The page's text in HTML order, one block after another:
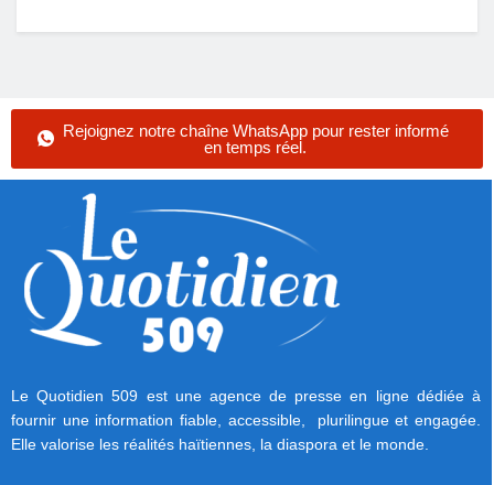
Rejoignez notre chaîne WhatsApp pour rester informé
en temps réel.
Le Quotidien 509 est une agence de presse en ligne dédiée à
fournir une information fiable, accessible, plurilingue et engagée.
Elle valorise les réalités haïtiennes, la diaspora et le monde.